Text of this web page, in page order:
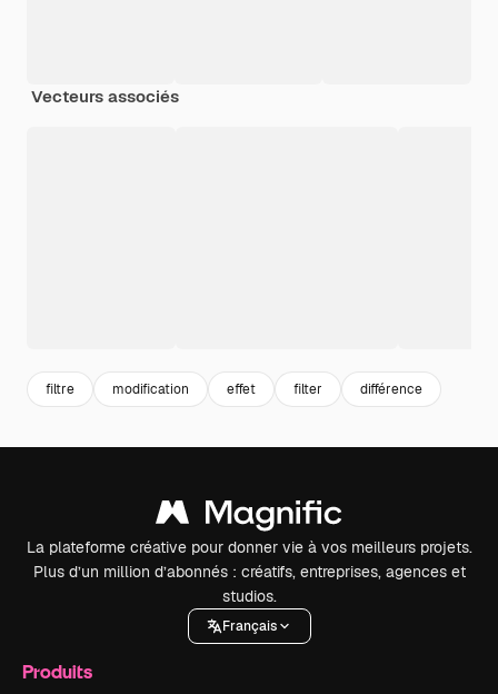
Vecteurs associés
filtre modification effet filter différence
La plateforme créative pour donner vie à vos meilleurs projets.
Plus d’un million d’abonnés : créatifs, entreprises, agences et
studios.
Français
Produits